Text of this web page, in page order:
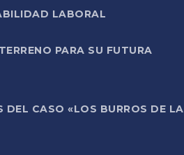
LABORAL
PARA SU FUTURA
DEL CASO «LOS BURROS DE LA